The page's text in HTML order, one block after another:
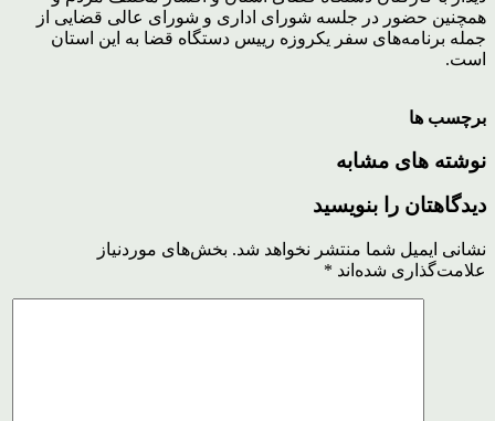
همچنین حضور در جلسه شورای اداری و شورای عالی قضایی از
جمله برنامه‌های سفر یکروزه رییس دستگاه قضا به این استان
است.
برچسب ها
نوشته های مشابه
دیدگاهتان را بنویسید
نشانی ایمیل شما منتشر نخواهد شد. بخش‌های موردنیاز
علامت‌گذاری شده‌اند *